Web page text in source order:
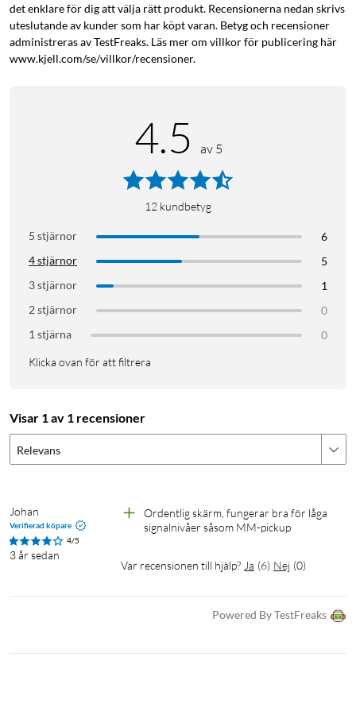
det enklare för dig att välja rätt produkt. Recensionerna nedan skrivs
uteslutande av kunder som har köpt varan. Betyg och recensioner
administreras av TestFreaks. Läs mer om villkor för publicering här
www.kjell.com/se/villkor/recensioner.
4.5 av 5
12 kundbetyg
5 stjärnor
6
4 stjärnor
5
3 stjärnor
1
2 stjärnor
0
1 stjärna
0
Klicka ovan för att filtrera
Visar 1 av 1 recensioner
Relevans
Johan
Verifierad köpare
4/5
3 år sedan
Ordentlig skärm, fungerar bra för låga
signalnivåer såsom MM-pickup
Var recensionen till hjälp? Ja (6) Nej (0)
Powered By TestFreaks